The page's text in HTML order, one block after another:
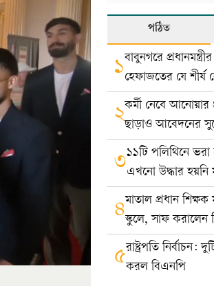
পঠিত
১বাবুনগরে
হেফাজতের যে শীর্ষ
২কর্মী নেবে
ছাড়াও আবেদনের
৩১১টি পলিথিনে ভরা
এখনো উদ্ধার হয়নি
৪মাতাল প্রধান
স্কুলে, সাফ করালেন
৫রাষ্ট্রপতি নির্বাচন:
করল বিএনপি